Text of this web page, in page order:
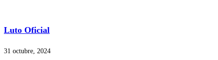
Luto Oficial
31 octubre, 2024